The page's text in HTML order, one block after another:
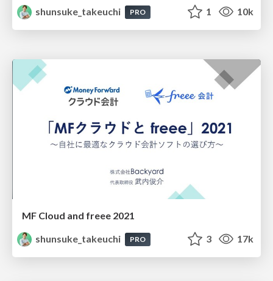
shunsuke_takeuchi PRO 1 10k
MF Cloud and freee 2021
shunsuke_takeuchi
PRO 3 17k